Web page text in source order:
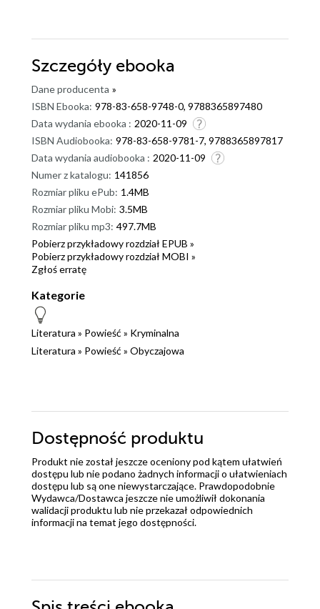
Szczegóły ebooka
Dane producenta »
ISBN Ebooka: 978-83-658-9748-0, 9788365897480
Data wydania ebooka : 2020-11-09
ISBN Audiobooka: 978-83-658-9781-7, 9788365897817
Data wydania audiobooka : 2020-11-09
Numer z katalogu: 141856
Rozmiar pliku ePub: 1.4MB
Rozmiar pliku Mobi: 3.5MB
Rozmiar pliku mp3: 497.7MB
Pobierz przykładowy rozdział EPUB »
Pobierz przykładowy rozdział MOBI »
Zgłoś erratę
Kategorie
Literatura » Powieść » Kryminalna
Literatura » Powieść » Obyczajowa
Dostępność produktu
Produkt nie został jeszcze oceniony pod kątem ułatwień
dostępu lub nie podano żadnych informacji o ułatwieniach
dostępu lub są one niewystarczające. Prawdopodobnie
Wydawca/Dostawca jeszcze nie umożliwił dokonania
walidacji produktu lub nie przekazał odpowiednich
informacji na temat jego dostępności.